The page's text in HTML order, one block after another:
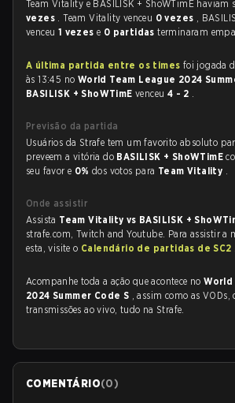
Team Vitality e BASILISK + ShoWTimE haviam
vezes . Team Vitality venceu 0 vezes ,
venceu 1 vezese 0 partidasterminaram
A última partida entre os times foi jogada
às 13:45 no World Team League 2024
BASILISK + ShoWTimE venceu 4 - 2 .
Previsão da partida
Usuários da Strafe tem um favorito absoluto
preveem a vitória do BASILISK + ShoWTimE
seu favor e 0%dos votos para Team Vitality .
Onde assistir
Assista Team Vitality vs BASILISK +
strafe.com, Twitch and Youtube. Para assistir a
esta, visite o Calendário de partidas de SC2
Acompanhe toda a ação que acontece noWorld
2024 Summer Code S , assim como as VODs,
transmissões ao vivo, tudo na Strafe.
COMENTÁRIO(0)